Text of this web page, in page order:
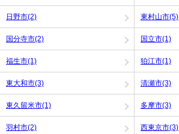
日野市(2) 東村山市(5)
国分寺市(2) 国立市(1)
福生市(1) 狛江市(1)
東大和市(3) 清瀬市(3)
東久留米市(1) 多摩市(3)
羽村市(2) 西東京市(3)